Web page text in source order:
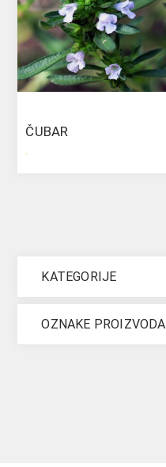
ČUBAR
KATEGORIJE
OZNAKE PROIZVODA